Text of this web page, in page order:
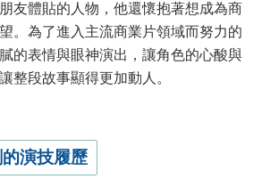
友體貼的人物，他還懷抱著想成為商
。為了進入主流商業片領域而努力的
的表情與眼神演出，讓角色的心酸與
整段故事顯得更加動人。
演技履歷